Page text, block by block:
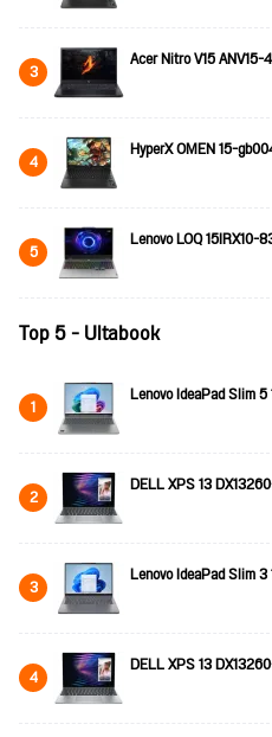
3 Acer Nitro V15
4 HyperX OMEN 15-
5 Lenovo LOQ 15IRX10-
Top 5 - Ultabook
1 Lenovo IdeaPad Slim
2 DELL XPS 13
3 Lenovo IdeaPad Slim
4 DELL XPS 13